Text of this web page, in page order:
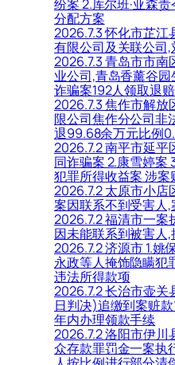
纷案 2.库尔班·亚森
分配方案
2026.7.3 怀化市芷江
有限公司及关联公司
2026.7.3 青岛市市南
业公司,青岛香薰谷
诈骗案192人领取退
2026.7.3 焦作市解放
限公司焦作分公司非
退99.68余万元比例
2026.7.2 南平市延平
同诈骗案 2.康雪婷案
犯罪所得收益案 涉案
2026.7.2 太原市小店
案因联系不到受害人
2026.7.2 福清市一
因未能联系到被害人
2026.7.2 济源市 1.姚
永政等人掩饰隐瞒犯
违法所得款项
2026.7.2 长治市壶关
日判决)追缴到案赃
年内办理领款手续
2026.7.2 洛阳市伊川
众存款罪罚金一案执